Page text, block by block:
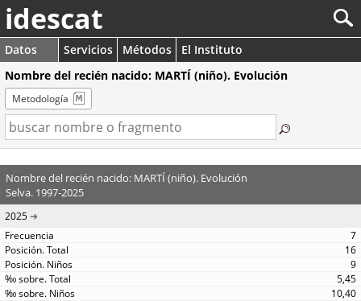
idescat
Datos Servicios Métodos
El Instituto
Nombre del recién nacido: MARTÍ (niño). Evolución
Metodología
Nombre del recién nacido: MARTÍ (niño). Evolución
Selva. 1997-2025
2025
7
16
9
5,45
10,40